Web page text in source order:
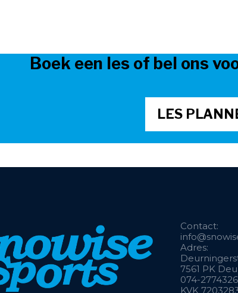
Boek een les of bel ons
LES
Contact:
Adres:
7561 PK
074-2774326
KVK